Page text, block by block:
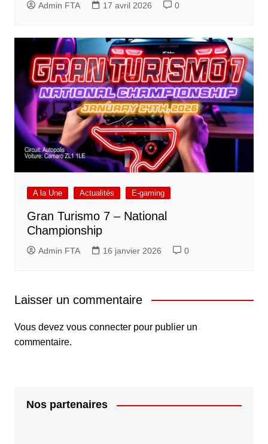
Admin FTA 17 avril 2026 0
A la Une Actualités E-gaming
Gran Turismo 7 – National
Championship
Admin FTA 16 janvier 2026 0
Laisser un commentaire
Vous devez vous connecterpour publier un
commentaire.
Nos partenaires